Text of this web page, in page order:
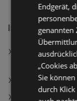
Interessantes
Bravely Default
[Nintendo
simpli.at in
BIPA Filialen in
Endgerät,
genannten
„Cookies
Sie
durch Klick